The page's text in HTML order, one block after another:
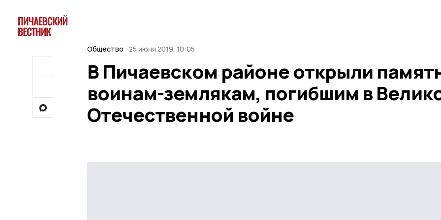
Общество 25 июня 2019, 10:05
В Пичаевском районе открыли
воинам-землякам, погибшим в
Отечественной войне